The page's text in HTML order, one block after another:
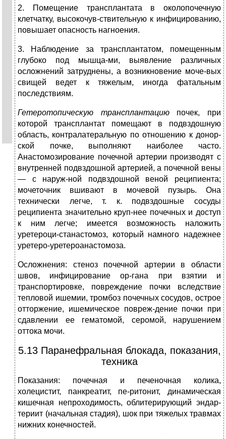
2. Помещение трансплантата в околопочечную
клетчатку, высокочув-ствительную к инфицированию,
повышает опасность нагноения.
3. Наблюдение за трансплантатом, помещенным
глубоко под мышца-ми, выявление различных
осложнений затруднены, а возникновение моче-вых
свищей ведет к тяжелым, иногда фатальным
последствиям.
Гетеротопическую трансплантацию почек, при
которой трансплантат помещают в подвздошную
область, контралатеральную по отношению к донор-
ской почке, выполняют наиболее часто.
Анастомозирование почечной артерии производят с
внутренней подвздошной артерией, а почечной вены
— с наруж-ной подвздошной веной реципиента;
мочеточник вшивают в мочевой пузырь. Она
технически легче, т. к. подвздошные сосуды
реципиента значительно круп-нее почечных и доступ
к ним легче; имеется возможность наложить
уретероци-станастомоз, который намного надежнее
уретеро-уретероанастомоза.
Осложнения: стеноз почечной артерии в области
швов, инфицирование ор-гана при взятии и
транспортировке, повреждение почки вследствие
тепловой ишемии, тромбоз почечных сосудов, острое
отторжение, ишемическое повреж-дение почки при
сдавлении ее гематомой, серомой, нарушением
оттока мочи.
5.13 Паранефральная блокада, показания,
техника
Показания: почечная и печеночная колика,
холецистит, панкреатит, пе-ритонит, динамическая
кишечная непроходимость, облитерирующий эндар-
териит (начальная стадия), шок при тяжелых травмах
нижних конечностей.